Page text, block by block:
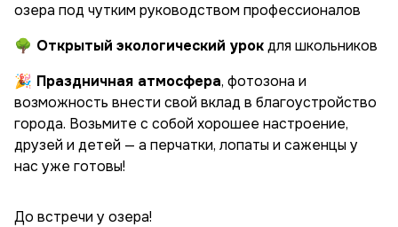
озера под чутким руководством профессионалов
🌳 Открытый экологический урокдля школьников
🎉 Праздничная атмосфера, фотозона и
возможность внести свой вклад в благоустройство
города. Возьмите с собой хорошее настроение,
друзей и детей — а перчатки, лопаты и саженцы у
нас уже готовы!
До встречи у озера!